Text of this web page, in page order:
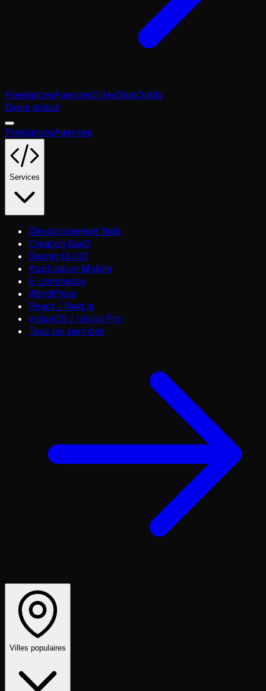
FreelancesAgencesVillesBlogOutils
Devis gratuit
FreelancesAgences
Services
Développement Web
Création SaaS
Design UI/UX
Application Mobile
E-commerce
WordPress
React / Next.js
visionOS / Vision Pro
Tous les services
Villes populaires